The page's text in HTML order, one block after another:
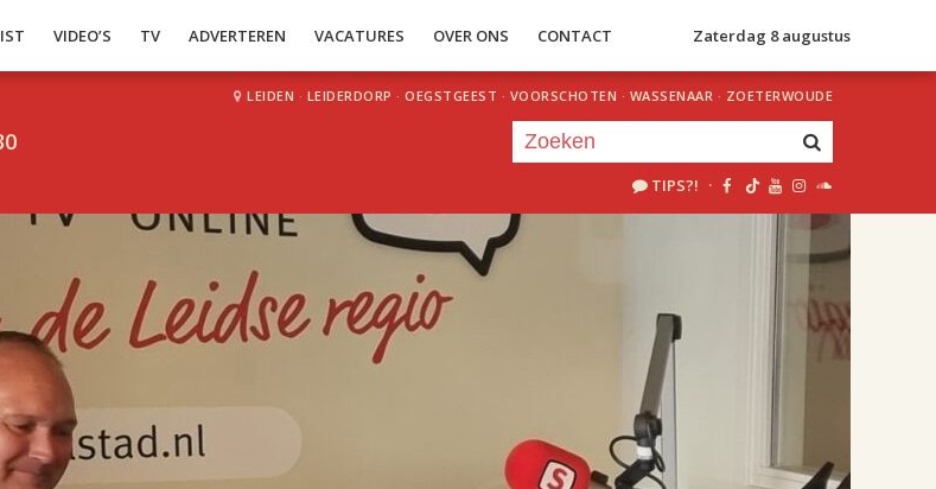
VIDEO’S TV ADVERTEREN VACATURES OVER ONS CONTACT Zaterdag 8 augustus
LEIDEN · LEIDERDORP · OEGSTGEEST · VOORSCHOTEN · WASSENAAR · ZOETERWOUDE
TIPS?! ·
uur 1 van 2
Volgend uur